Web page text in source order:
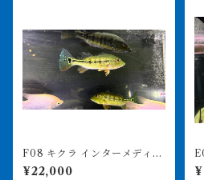
F08 キクラ インターメディ
ア 15-18㎝前後 ワイルド
¥22,000
E05 過